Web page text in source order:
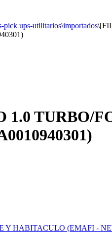
pick ups-utilitarios\importados\
TURBO/
Y HABITACULO (EMAFI -